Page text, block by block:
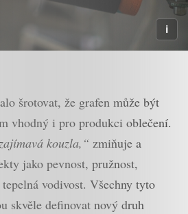
šrotovat, že grafen může být
vhodný i pro produkci oblečení.
kouzla,“ zmiňuje a
jako pevnost, pružnost,
vodivost. Všechny tyto
skvěle definovat nový druh